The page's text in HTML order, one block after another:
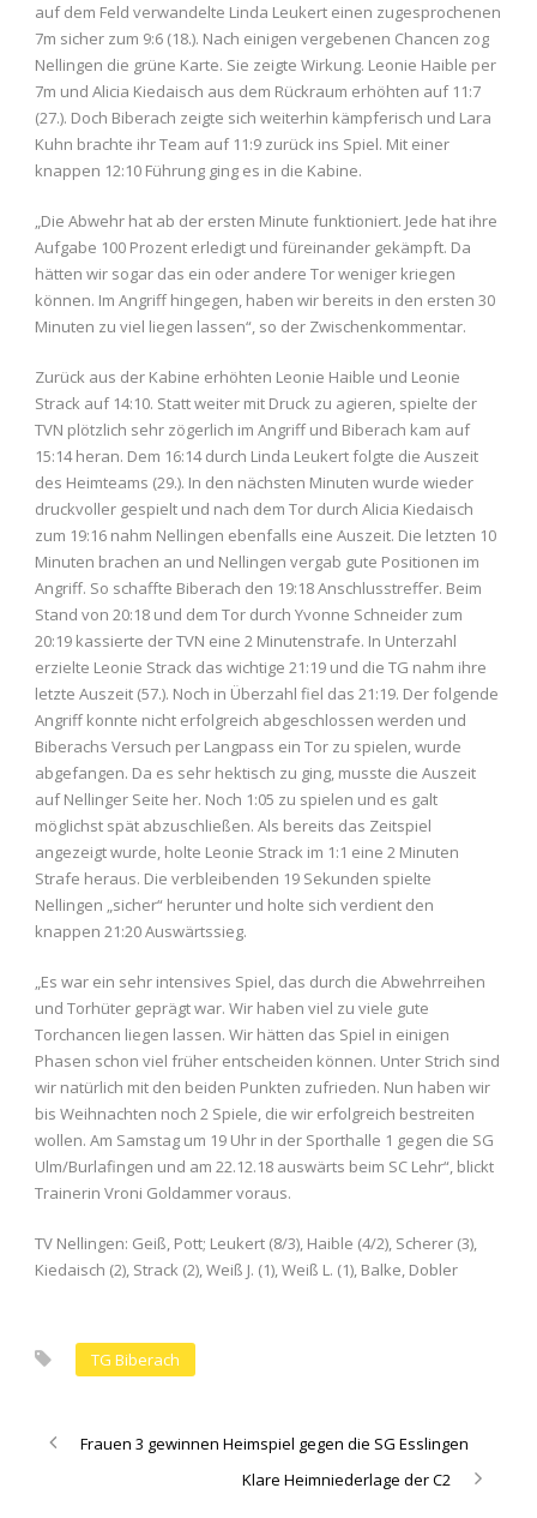
auf dem Feld verwandelte Linda Leukert einen zugesprochenen
7m sicher zum 9:6 (18.). Nach einigen vergebenen Chancen zog
Nellingen die grüne Karte. Sie zeigte Wirkung. Leonie Haible per
7m und Alicia Kiedaisch aus dem Rückraum erhöhten auf 11:7
(27.). Doch Biberach zeigte sich weiterhin kämpferisch und Lara
Kuhn brachte ihr Team auf 11:9 zurück ins Spiel. Mit einer
knappen 12:10 Führung ging es in die Kabine.
„Die Abwehr hat ab der ersten Minute funktioniert. Jede hat ihre
Aufgabe 100 Prozent erledigt und füreinander gekämpft. Da
hätten wir sogar das ein oder andere Tor weniger kriegen
können. Im Angriff hingegen, haben wir bereits in den ersten 30
Minuten zu viel liegen lassen“, so der Zwischenkommentar.
Zurück aus der Kabine erhöhten Leonie Haible und Leonie
Strack auf 14:10. Statt weiter mit Druck zu agieren, spielte der
TVN plötzlich sehr zögerlich im Angriff und Biberach kam auf
15:14 heran. Dem 16:14 durch Linda Leukert folgte die Auszeit
des Heimteams (29.). In den nächsten Minuten wurde wieder
druckvoller gespielt und nach dem Tor durch Alicia Kiedaisch
zum 19:16 nahm Nellingen ebenfalls eine Auszeit. Die letzten 10
Minuten brachen an und Nellingen vergab gute Positionen im
Angriff. So schaffte Biberach den 19:18 Anschlusstreffer. Beim
Stand von 20:18 und dem Tor durch Yvonne Schneider zum
20:19 kassierte der TVN eine 2 Minutenstrafe. In Unterzahl
erzielte Leonie Strack das wichtige 21:19 und die TG nahm ihre
letzte Auszeit (57.). Noch in Überzahl fiel das 21:19. Der folgende
Angriff konnte nicht erfolgreich abgeschlossen werden und
Biberachs Versuch per Langpass ein Tor zu spielen, wurde
abgefangen. Da es sehr hektisch zu ging, musste die Auszeit
auf Nellinger Seite her. Noch 1:05 zu spielen und es galt
möglichst spät abzuschließen. Als bereits das Zeitspiel
angezeigt wurde, holte Leonie Strack im 1:1 eine 2 Minuten
Strafe heraus. Die verbleibenden 19 Sekunden spielte
Nellingen „sicher“ herunter und holte sich verdient den
knappen 21:20 Auswärtssieg.
„Es war ein sehr intensives Spiel, das durch die Abwehrreihen
und Torhüter geprägt war. Wir haben viel zu viele gute
Torchancen liegen lassen. Wir hätten das Spiel in einigen
Phasen schon viel früher entscheiden können. Unter Strich sind
wir natürlich mit den beiden Punkten zufrieden. Nun haben wir
bis Weihnachten noch 2 Spiele, die wir erfolgreich bestreiten
wollen. Am Samstag um 19 Uhr in der Sporthalle 1 gegen die SG
Ulm/Burlafingen und am 22.12.18 auswärts beim SC Lehr“, blickt
Trainerin Vroni Goldammer voraus.
TV Nellingen: Geiß, Pott; Leukert (8/3), Haible (4/2), Scherer (3),
Kiedaisch (2), Strack (2), Weiß J. (1), Weiß L. (1), Balke, Dobler
TG Biberach
Frauen 3 gewinnen Heimspiel gegen die SG Esslingen
Klare Heimniederlage der C2